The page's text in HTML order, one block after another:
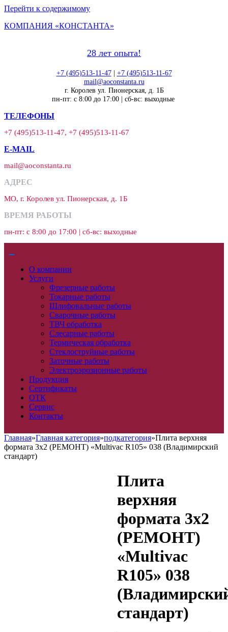
Перейти к содержимому
КОМПАНИЯ «КОНСТАНТА»
28 лет опыта!
+7 (495)513-11-47| +7 (495)513-11-67
mail@aoconstanta.ru
г. Королев ул. Пионерская, д. 1Б
пн-пт: с 8:00 до 17:00 | сб-вс: выходные
ТЕЛЕФОНЫ
+7 (495)513-11-47, +7 (495)513-11-67
E-MAIL
mail@aoconstanta.ru
АДРЕС
МО, г. Королев ул. Пионерская, д. 1Б
ВРЕМЯ РАБОТЫ
пн-пт: с 8:00 до 17:00 | сб-вс: выходные
О компании
Услуги
Фрезерные работы
Токарные работы
Шлифовальные работы
Сварочные работы
ТВЧ обработка
Слесарные работы
Термическая обработка
Стеклоструйные работы
Заточные работы
Электроэрозионные работы
Продукция
Сертификаты
ОТК
Сервис
Контакты
Главная»Главная категория»подкатегория»Плита верхняя
формата 3х2 (РЕМОНТ) «Multivac R105» 038 (Владимирский
стандарт)
Плита
верхняя
формата 3х2
(РЕМОНТ)
«Multivac
R105» 038
стандарт)